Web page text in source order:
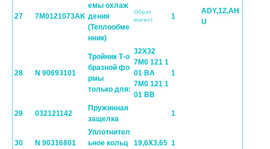
27 7M0121073AK
емы охлаж
дения
(Теплообме
нник)
Обрат.
магист.
1
ADY,1Z,AH
U
28 N 90693101
Tройник Т-о
бразной фо
рмы
только для:
32X32
7M0 121 1
01 BA
7M0 121 1
01 BB
1
29 032121142
Пружинная
защелка
1
30 N 90316801
Уплотнител
ьное кольц
19,6X3,65 1